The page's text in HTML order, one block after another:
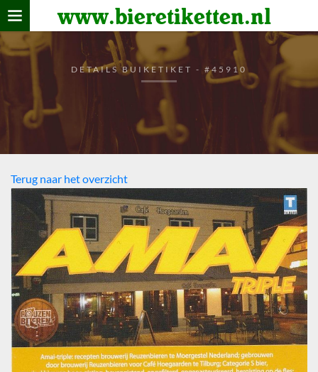
www.bieretiketten.nl
Home
verzamelen
De bierkaart
Bezoekers
DETAILS BUIKETIKET - #45910
Terug naar het overzicht